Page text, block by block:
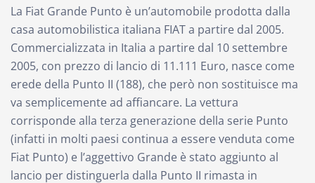
La Fiat Grande Punto è un’automobile prodotta dalla
casa automobilistica italiana FIAT a partire dal 2005.
Commercializzata in Italia a partire dal 10 settembre
2005, con prezzo di lancio di 11.111 Euro, nasce come
erede della Punto II (188), che però non sostituisce ma
va semplicemente ad affiancare. La vettura
corrisponde alla terza generazione della serie Punto
(infatti in molti paesi continua a essere venduta come
Fiat Punto) e l’aggettivo Grande è stato aggiunto al
lancio per distinguerla dalla Punto II rimasta in